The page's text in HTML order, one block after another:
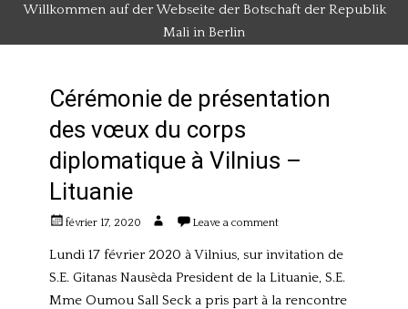
Willkommen auf der Webseite der Botschaft der Republik
Mali in Berlin
Cérémonie de présentation
des vœux du corps
diplomatique à Vilnius –
Lituanie
Postedfévrier 17, 2020 Author Leave a comment
Lundi 17 février 2020 à Vilnius, sur invitation de
S.E. Gitanas Nausèda President de la Lituanie, S.E.
Mme Oumou Sall Seck a pris part à la rencontre